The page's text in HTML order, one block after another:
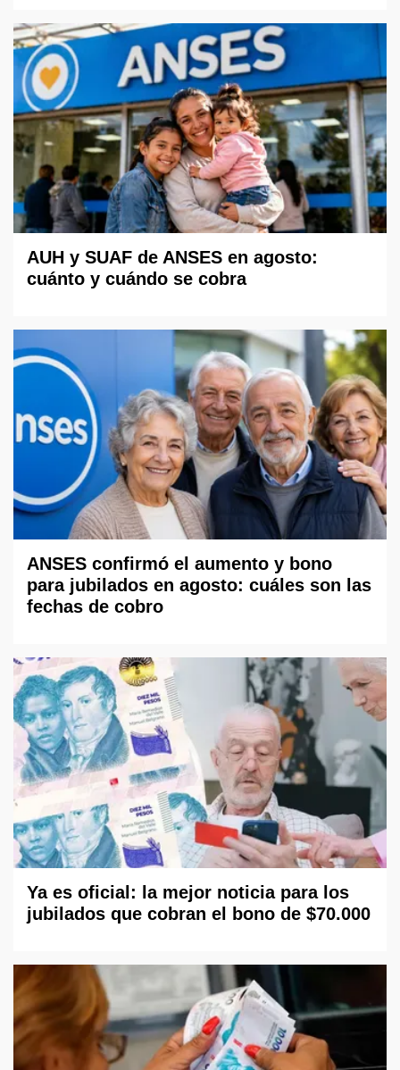
AUH y SUAF de ANSES en agosto:
cuánto y cuándo se cobra
ANSES confirmó el aumento y bono
para jubilados en agosto: cuáles son las
fechas de cobro
Ya es oficial: la mejor noticia para los
jubilados que cobran el bono de $70.000